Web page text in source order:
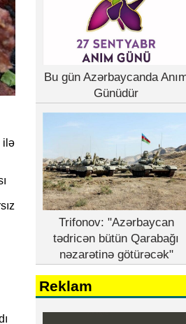
ilə
Bu gün Azərbaycanda
Günüdür
Trifonov: "Azərbaycan
tədricən bütün Qarabağı
nəzarətinə götürəcək"
Reklam